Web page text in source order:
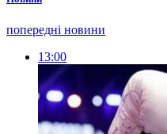
попередні новини
13:00